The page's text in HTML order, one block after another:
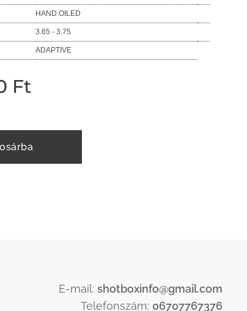
HAND OILED
3.65 - 3.75
ADAPTIVE
Ft
E-mail: shotboxinfo@gmail.com
Telefonszám: 06707767376